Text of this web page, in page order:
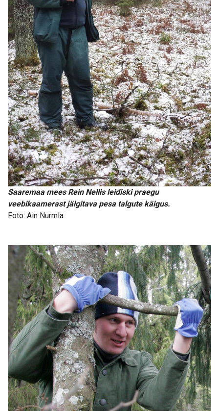
Saaremaa mees Rein Nellis leidiski praegu
veebikaamerast jälgitava pesa talgute käigus.
Foto: Ain Nurmla